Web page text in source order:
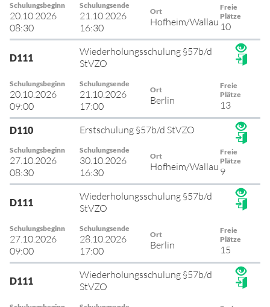
Schulungsbeginn
20.10.2026
08:30
Schulungsende
21.10.2026
16:30
Ort
Hofheim/Wallau
Freie
Plätze
10
D111
Wiederholungsschulung §57b/d
StVZO
Schulungsbeginn
20.10.2026
09:00
Schulungsende
21.10.2026
17:00
Ort
Berlin
Freie
Plätze
13
D110 Erstschulung §57b/d StVZO
Schulungsbeginn
27.10.2026
08:30
Schulungsende
30.10.2026
16:30
Ort
Hofheim/Wallau
Freie
Plätze
9
D111
Wiederholungsschulung §57b/d
StVZO
Schulungsbeginn
27.10.2026
09:00
Schulungsende
28.10.2026
17:00
Ort
Berlin
Freie
Plätze
15
D111
Wiederholungsschulung §57b/d
StVZO